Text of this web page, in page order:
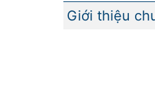
Giới thiệu